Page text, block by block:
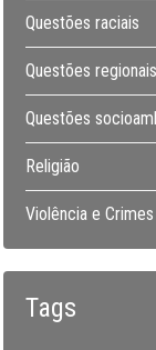
Questões raciais
Questões regionais
Questões
Religião
Violência e Crimes
Tags